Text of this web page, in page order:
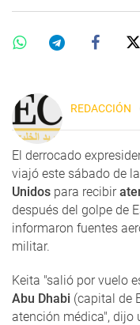
REDACCIÓN
El derrocado
viajó este sábado de
Unidos para recibir
después del golpe de
informaron fuentes
militar.
Keita "salió por vuelo
Abu Dhabi (capital de
atención médica", dijo